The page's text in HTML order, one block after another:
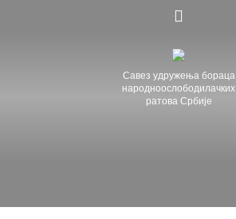
Савез удружења бораца
народноослободилачких
ратова Србије